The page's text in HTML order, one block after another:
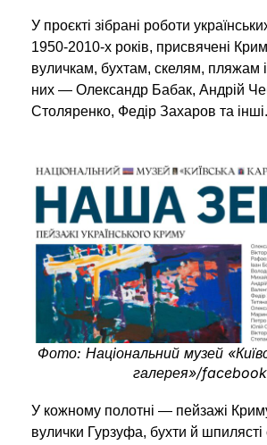
У проєкті зібрані роботи
1950-2010-х років, присвячені
вуличкам, бухтам, скелям, пляжам
них — Олександр Бабак, Андрій
Столяренко, Федір Захаров та інші.
Фото: Нацiональний музей
галерея»/facebook
У кожному полотні — пейзажі
вулички Гурзуфа, бухти й шпилясті